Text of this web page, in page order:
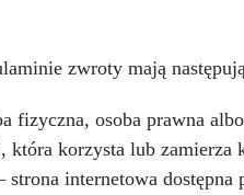
zwroty mają
fizyczna, osoba prawna
która korzysta lub zamierza
strona internetowa